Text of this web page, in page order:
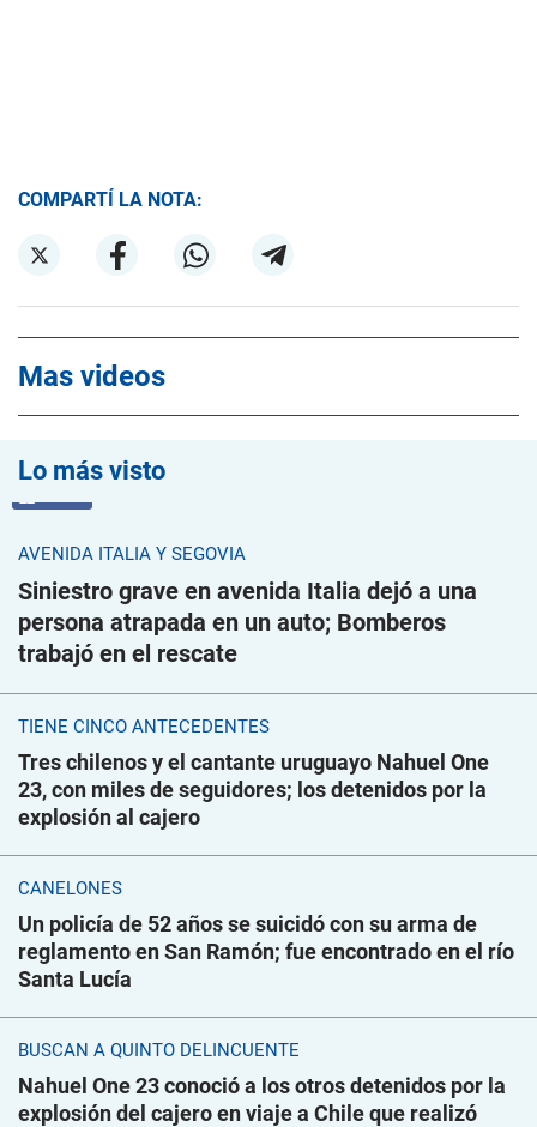
COMPARTÍ LA NOTA:
Mas videos
Lo más visto
AVENIDA ITALIA Y SEGOVIA
Siniestro grave en avenida Italia dejó a una
persona atrapada en un auto; Bomberos
trabajó en el rescate
TIENE CINCO ANTECEDENTES
Tres chilenos y el cantante uruguayo Nahuel One
23, con miles de seguidores; los detenidos por la
explosión al cajero
CANELONES
Un policía de 52 años se suicidó con su arma de
reglamento en San Ramón; fue encontrado en el río
Santa Lucía
BUSCAN A QUINTO DELINCUENTE
Nahuel One 23 conoció a los otros detenidos por la
explosión del cajero en viaje a Chile que realizó